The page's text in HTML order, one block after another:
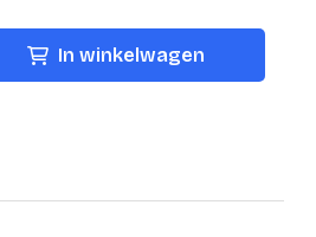
In winkelwagen